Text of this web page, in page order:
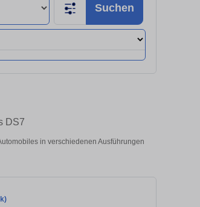
Suchen
DS7
in verschiedenen Ausführungen